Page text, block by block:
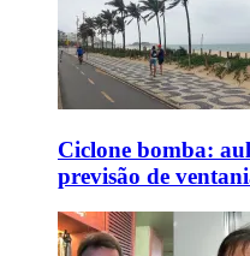
Ciclone bomba:
previsão de